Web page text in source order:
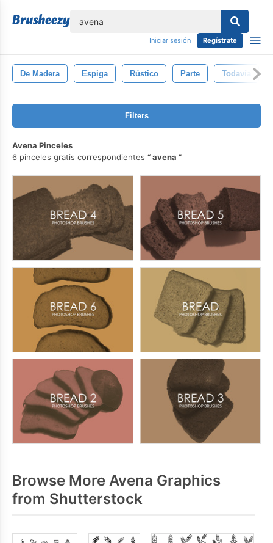
Iniciar sesión Regístrate
De Madera Espiga Rústico Parte Todavía
Filters
Avena Pinceles
6 pinceles gratis correspondientes
avena
Browse More Avena Graphics
from Shutterstock